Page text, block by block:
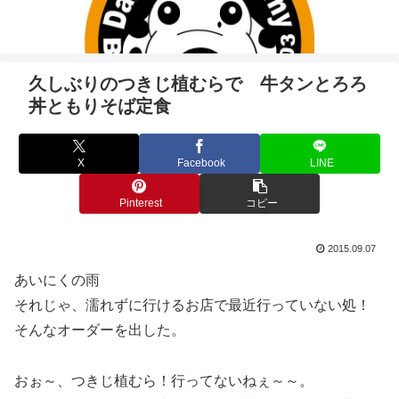
久しぶりのつきじ植むらで 牛タンとろろ
丼ともりそば定食
X Facebook LINE
Pinterest コピー
2015.09.07
あいにくの雨
それじゃ、濡れずに行けるお店で最近行っていない処！
そんなオーダーを出した。
おぉ～、つきじ植むら！行ってないねぇ～～。